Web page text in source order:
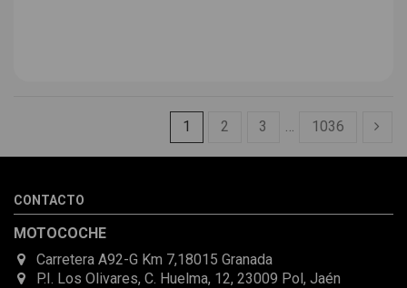
1 2 3 … 1036
CONTACTO
MOTOCOCHE
Carretera A92-G Km 7,18015 Granada
P.I. Los Olivares, C. Huelma, 12, 23009 Pol, Jaén